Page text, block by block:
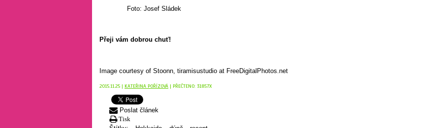
Foto: Josef Sládek
Přeji vám dobrou chuť!
Image courtesy of Stoonn, tiramisustudio at FreeDigitalPhotos.net
2015.11.25 | KATEŘINA POŘÍZOVÁ | PŘEČTENO: 31857X
Poslat článek
Tisk